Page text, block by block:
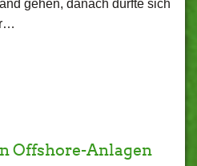
gehen, danach dürfte sich
Offshore-Anlagen